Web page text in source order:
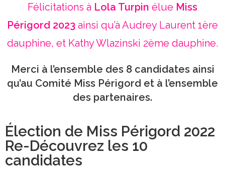
Félicitations à Lola Turpin élue Miss
Périgord 2023 ainsi qu’à Audrey Laurent 1ère
dauphine, et Kathy Wlazinski 2ème dauphine.
Merci à l’ensemble des 8 candidates ainsi
qu’au Comité Miss Périgord et à l’ensemble
des partenaires.
Élection de Miss Périgord 2022
Re-Découvrez les 10
candidates